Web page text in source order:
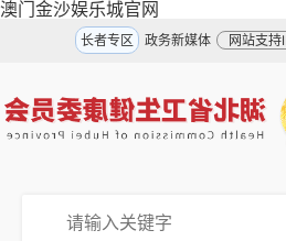
澳门金沙娱乐城官网
长者专区 政务新媒体 网站支持